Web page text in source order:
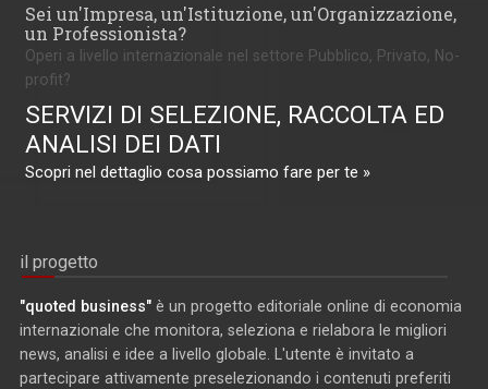
Sei un'Impresa, un'Istituzione, un'Organizzazione,
un Professionista?
Operi a livello internazionale nel settore Pubblico, Privato, No-
profit?
SERVIZI DI SELEZIONE, RACCOLTA ED
ANALISI DEI DATI
Scopri nel dettaglio cosa possiamo fare per te »
il progetto
"quoted business" è un progetto editoriale online di economia
internazionale che monitora, seleziona e rielabora le migliori
news, analisi e idee a livello globale. L'utente è invitato a
partecipare attivamente preselezionando i contenuti preferiti